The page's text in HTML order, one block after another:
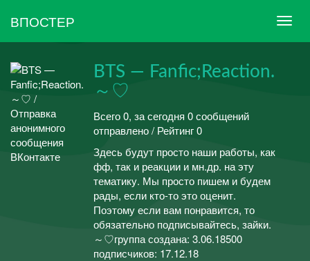
ВПОСТЕР
BTS — Fanfic;Reaction.
～♡
Всего 0, за сегодня 0 сообщений
отправлено / Рейтинг 0
Здесь будут просто наши работы, как
фф, так и реакции и мн.др. на эту
тематику. Мы просто пишем и будем
рады, если кто-то это оценит.
Поэтому если вам понравится, то
обязательно подписывайтесь, зайки.
～♡группа создана: 3.06.18500
подписчиков: 17.12.18